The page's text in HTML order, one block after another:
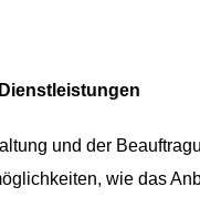
und der
wie das